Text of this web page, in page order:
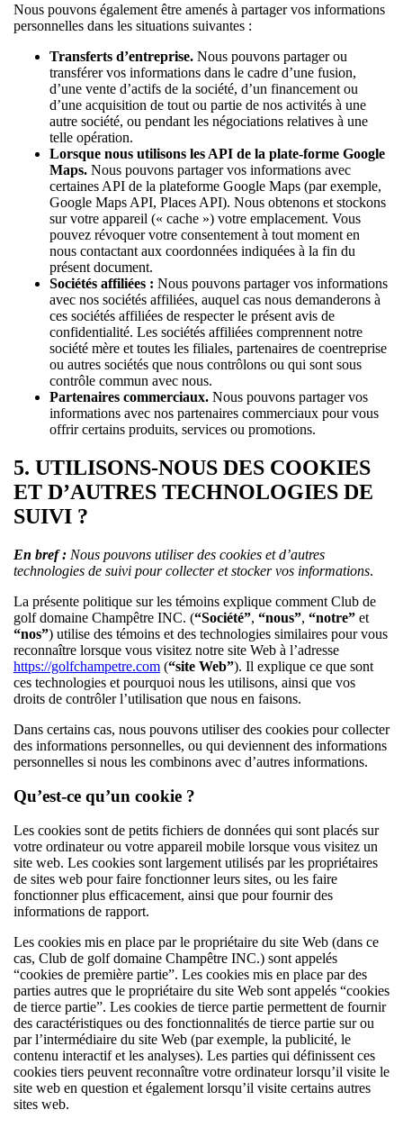
Nous pouvons également être amenés à partager vos informations
personnelles dans les situations suivantes :
Transferts d’entreprise. Nous pouvons partager ou
transférer vos informations dans le cadre d’une fusion,
d’une vente d’actifs de la société, d’un financement ou
d’une acquisition de tout ou partie de nos activités à une
autre société, ou pendant les négociations relatives à une
telle opération.
Lorsque nous utilisons les API de la plate-forme Google
Maps. Nous pouvons partager vos informations avec
certaines API de la plateforme Google Maps (par exemple,
Google Maps API, Places API). Nous obtenons et stockons
sur votre appareil (« cache ») votre emplacement. Vous
pouvez révoquer votre consentement à tout moment en
nous contactant aux coordonnées indiquées à la fin du
présent document.
Sociétés affiliées : Nous pouvons partager vos informations
avec nos sociétés affiliées, auquel cas nous demanderons à
ces sociétés affiliées de respecter le présent avis de
confidentialité. Les sociétés affiliées comprennent notre
société mère et toutes les filiales, partenaires de coentreprise
ou autres sociétés que nous contrôlons ou qui sont sous
contrôle commun avec nous.
Partenaires commerciaux. Nous pouvons partager vos
informations avec nos partenaires commerciaux pour vous
offrir certains produits, services ou promotions.
5. UTILISONS-NOUS DES COOKIES
ET D’AUTRES TECHNOLOGIES DE
SUIVI ?
En bref : Nous pouvons utiliser des cookies et d’autres
technologies de suivi pour collecter et stocker vos informations.
La présente politique sur les témoins explique comment Club de
golf domaine Champêtre INC. (“Société”, “nous”, “notre” et
“nos”) utilise des témoins et des technologies similaires pour vous
reconnaître lorsque vous visitez notre site Web à l’adresse
https://golfchampetre.com (“site Web”). Il explique ce que sont
ces technologies et pourquoi nous les utilisons, ainsi que vos
droits de contrôler l’utilisation que nous en faisons.
Dans certains cas, nous pouvons utiliser des cookies pour collecter
des informations personnelles, ou qui deviennent des informations
personnelles si nous les combinons avec d’autres informations.
Qu’est-ce qu’un cookie ?
Les cookies sont de petits fichiers de données qui sont placés sur
votre ordinateur ou votre appareil mobile lorsque vous visitez un
site web. Les cookies sont largement utilisés par les propriétaires
de sites web pour faire fonctionner leurs sites, ou les faire
fonctionner plus efficacement, ainsi que pour fournir des
informations de rapport.
Les cookies mis en place par le propriétaire du site Web (dans ce
cas, Club de golf domaine Champêtre INC.) sont appelés
“cookies de première partie”. Les cookies mis en place par des
parties autres que le propriétaire du site Web sont appelés “cookies
de tierce partie”. Les cookies de tierce partie permettent de fournir
des caractéristiques ou des fonctionnalités de tierce partie sur ou
par l’intermédiaire du site Web (par exemple, la publicité, le
contenu interactif et les analyses). Les parties qui définissent ces
cookies tiers peuvent reconnaître votre ordinateur lorsqu’il visite le
site web en question et également lorsqu’il visite certains autres
sites web.